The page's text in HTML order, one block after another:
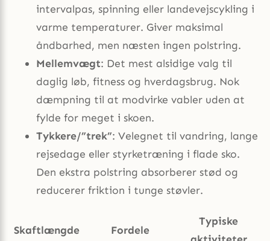
intervalpas, spinning eller landevejscykling i
varme temperaturer. Giver maksimal
åndbarhed, men næsten ingen polstring.
Mellemvægt: Det mest alsidige valg til
daglig løb, fitness og hverdagsbrug. Nok
dæmpning til at modvirke vabler uden at
fylde for meget i skoen.
Tykkere/”trek”: Velegnet til vandring, lange
rejsedage eller styrketræning i flade sko.
Den ekstra polstring absorberer stød og
reducerer friktion i tunge støvler.
Skaftlængde Fordele
Typiske